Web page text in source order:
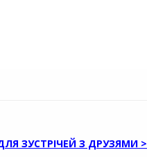
ЗУСТРІЧЕЙ З ДРУЗЯМИ >